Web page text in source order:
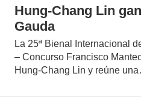
Hung-Chang Lin
Gauda
La 25ª Bienal Internacional
– Concurso Francisco
Hung-Chang Lin y reúne